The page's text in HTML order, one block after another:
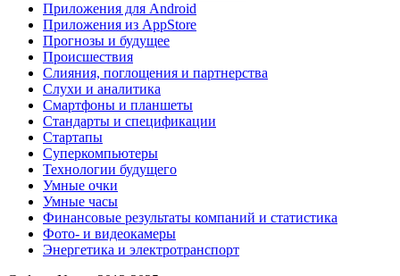
Приложения для Android
Приложения из AppStore
Прогнозы и будущее
Происшествия
Слияния, поглощения и партнерства
Слухи и аналитика
Смартфоны и планшеты
Стандарты и спецификации
Стартапы
Суперкомпьютеры
Технологии будущего
Умные очки
Умные часы
Финансовые результаты компаний и статистика
Фото- и видеокамеры
Энергетика и электротранспорт